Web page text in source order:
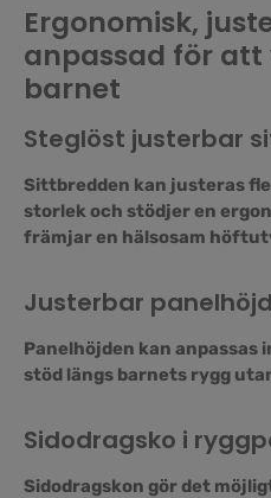
Ergonomisk,
anpassad för att
barnet
Steglöst justerbar
Sittbredden kan justeras
storlek och stödjer en
främjar en hälsosam
Justerbar panelhöjd
Panelhöjden kan
stöd längs barnets rygg
Sidodragsko i
Sidodragskon gör det